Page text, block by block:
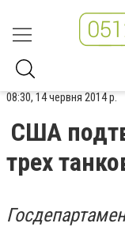
08:30, 14 червня 2014 р.
США
трех